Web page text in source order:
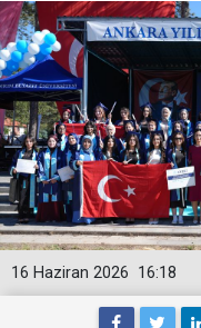
16:18
16 Haziran 2026